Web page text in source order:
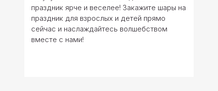
праздник ярче и веселее! Закажите шары на
праздник для взрослых и детей прямо
сейчас и наслаждайтесь волшебством
вместе с нами!